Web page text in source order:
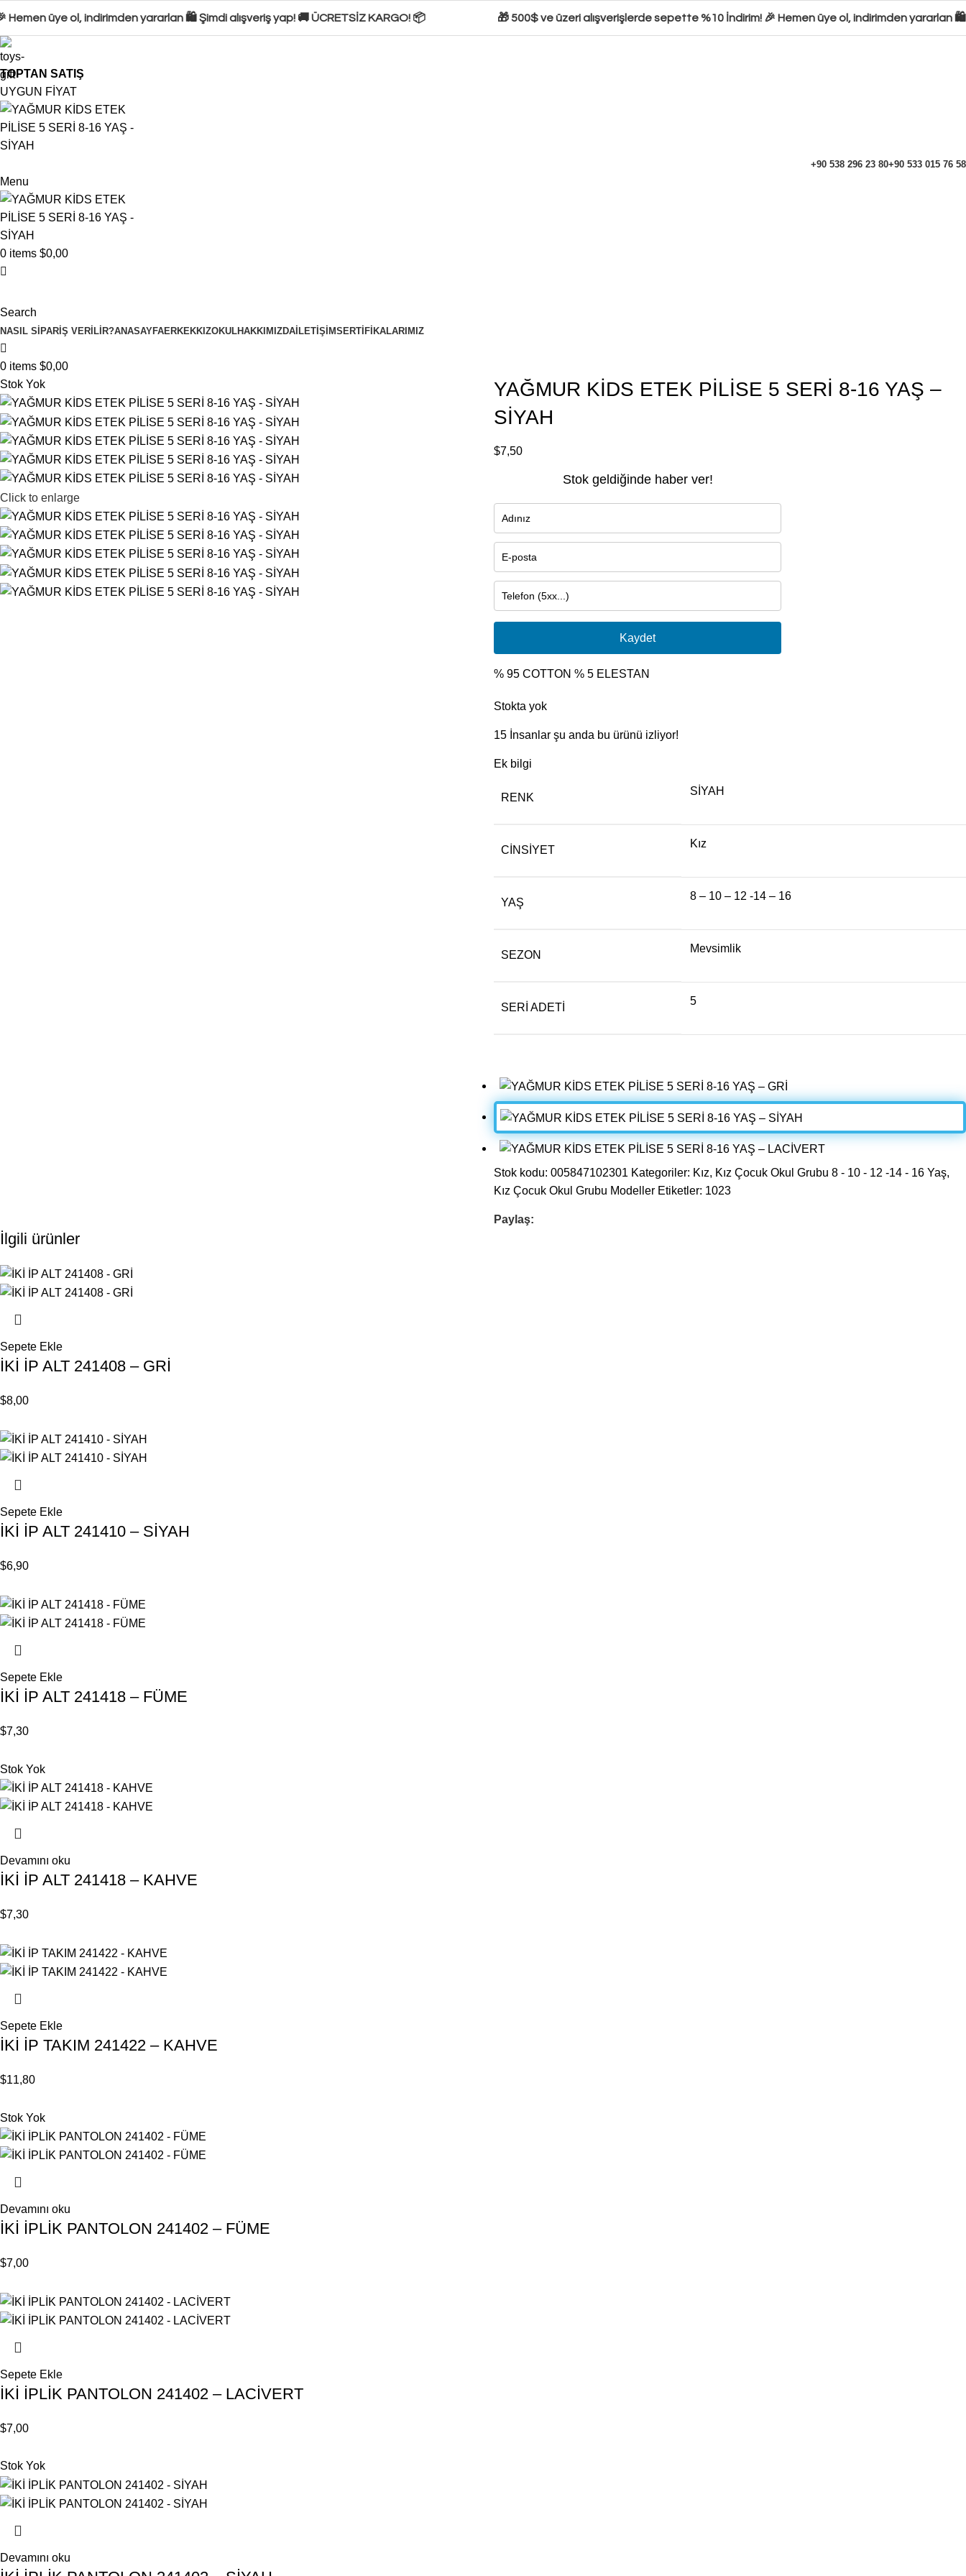
üye ol, indirimden yararlan 🛍️ Şimdi alışveriş yap! 🚚 ÜCRETSİZ KARGO! 📦 🎁 500$ ve üzeri alışverişlerde sepette %10 İndirim! 🎉 Hemen üye ol, indirimden yararlan 🛍️
TOPTAN SATIŞ
UYGUN FİYAT
+90 538 296 23 80+90 533 015 76 58
Menu
0 items $0,00
Search
NASIL SIPARIŞ VERILIR?ANASAYFAERKEKKIZOKULHAKKIMIZDA İLETIŞIMSERTIFIKALARIMIZ
0 items $0,00
Stok Yok
Click to enlarge
YAĞMUR KİDS ETEK PİLİSE 5 SERİ 8-16 YAŞ –
SİYAH
$7,50
Stok geldiğinde haber ver!
Kaydet
% 95 COTTON % 5 ELESTAN
Stokta yok
15 İnsanlar şu anda bu ürünü izliyor!
Ek bilgi
RENK
SİYAH
CINSIYET
Kız
YAŞ
8 – 10 – 12 -14 – 16
SEZON
Mevsimlik
SERI ADETI
5
Stok kodu: 005847102301 Kategoriler: Kız, Kız Çocuk Okul Grubu 8 - 10 - 12 -14 - 16 Yaş,
Kız Çocuk Okul Grubu Modeller Etiketler: 1023
Paylaş:
İlgili ürünler
Sepete Ekle
İKİ İP ALT 241408 – GRİ
$8,00
Sepete Ekle
İKİ İP ALT 241410 – SİYAH
$6,90
Sepete Ekle
İKİ İP ALT 241418 – FÜME
$7,30
Stok Yok
Devamını oku
İKİ İP ALT 241418 – KAHVE
$7,30
Sepete Ekle
İKİ İP TAKIM 241422 – KAHVE
$11,80
Stok Yok
Devamını oku
İKİ İPLİK PANTOLON 241402 – FÜME
$7,00
Sepete Ekle
İKİ İPLİK PANTOLON 241402 – LACİVERT
$7,00
Stok Yok
Devamını oku